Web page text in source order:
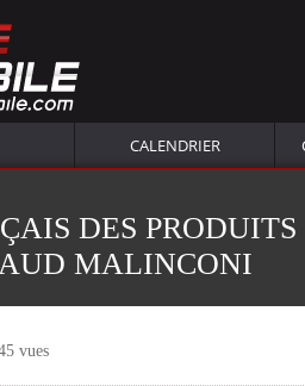
CALENDRIER
DES
MALINCONI
vues